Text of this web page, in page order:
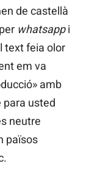
de castellà
whatsappi
text feia olor
em va
amb
para usted
neutre
països